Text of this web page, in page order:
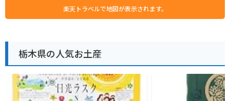
楽天トラベルで地図が表示されます。
栃木県の人気お土産